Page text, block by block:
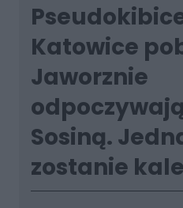
Katowice
Jaworznie
Sosiną.
zostanie